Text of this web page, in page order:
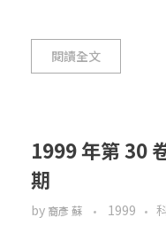
閱讀全文
1999 年第 30
期
by 裔彥 蘇 1999